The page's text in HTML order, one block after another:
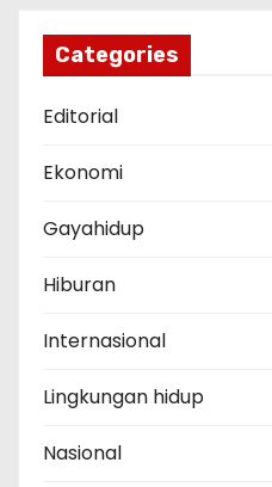
Categories
Editorial
Ekonomi
Gayahidup
Hiburan
Internasional
Lingkungan hidup
Nasional